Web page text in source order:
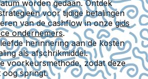
worden gedaan. Ontdek
voor tijdige betalingen
van de cashflow in onzegids
ondernemers.
herinnering aan de kosten
als afschrikmiddel.
voorkeursmethode, zodat deze
oog springt.